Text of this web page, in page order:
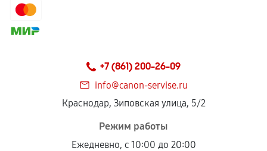
+7 (861) 200-26-09
info@canon-servise.ru
Краснодар, Зиповская улица, 5/2
Режим работы
Ежедневно, с 10:00 до 20:00